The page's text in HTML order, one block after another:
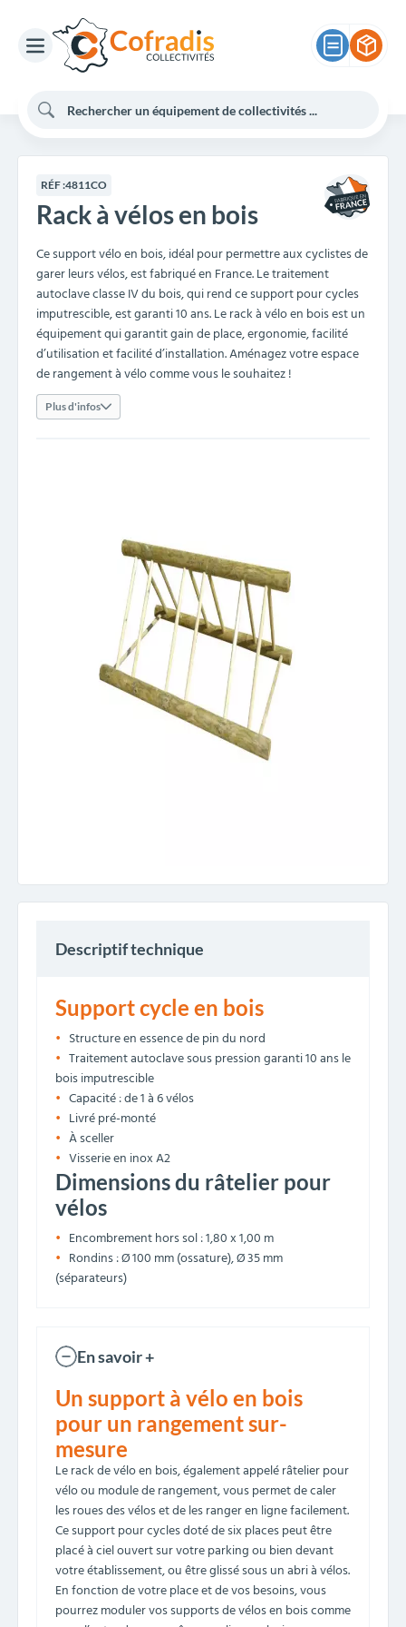
RÉF :4811CO
Rack à vélos en bois
Ce support vélo en bois, idéal pour permettre aux cyclistes de
garer leurs vélos, est fabriqué en France. Le traitement
autoclave classe IV du bois, qui rend ce support pour cycles
imputrescible, est garanti 10 ans. Le rack à vélo en bois est un
équipement qui garantit gain de place, ergonomie, facilité
d’utilisation et facilité d’installation. Aménagez votre espace
de rangement à vélo comme vous le souhaitez !
Plus d'infos
Descriptif technique
Support cycle en bois
Structure en essence de pin du nord
Traitement autoclave sous pression garanti 10 ans le
bois imputrescible
Capacité : de 1 à 6 vélos
Livré pré-monté
À sceller
Visserie en inox A2
Dimensions du râtelier pour
vélos
Encombrement hors sol : 1,80 x 1,00 m
Rondins : Ø 100 mm (ossature), Ø 35 mm
(séparateurs)
En savoir +
Un support à vélo en bois
pour un rangement sur-
mesure
Le rack de vélo en bois, également appelé râtelier pour
vélo ou module de rangement, vous permet de caler
les roues des vélos et de les ranger en ligne facilement.
Ce support pour cycles doté de six places peut être
placé à ciel ouvert sur votre parking ou bien devant
votre établissement, ou être glissé sous un abri à vélos.
En fonction de votre place et de vos besoins, vous
pourrez moduler vos supports de vélos en bois comme